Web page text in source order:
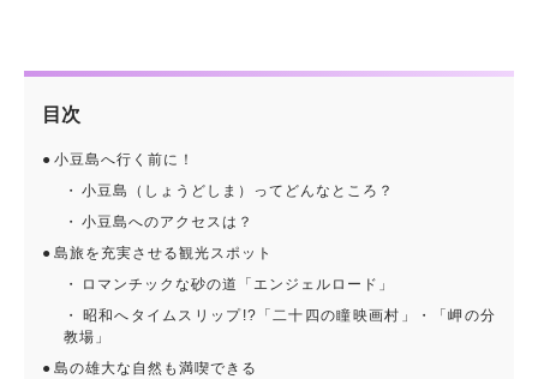
目次
小豆島へ行く前に！
小豆島（しょうどしま）ってどんなところ？
小豆島へのアクセスは？
島旅を充実させる観光スポット
ロマンチックな砂の道「エンジェルロード」
昭和へタイムスリップ!?「二十四の瞳映画村」・「岬の分
教場」
島の雄大な自然も満喫できる